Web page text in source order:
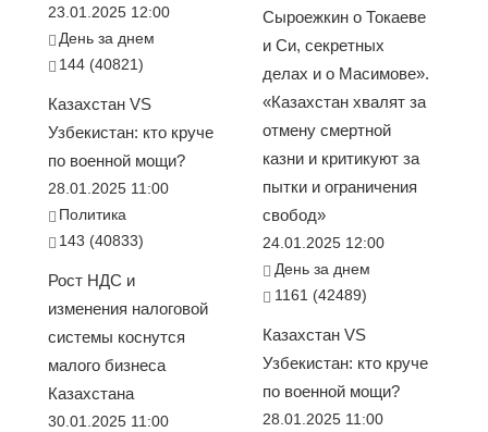
23.01.2025 12:00
День за днем
144 (40821)
Казахстан VS
Узбекистан: кто круче
по военной мощи?
28.01.2025 11:00
Политика
143 (40833)
Рост НДС и
изменения налоговой
системы коснутся
малого бизнеса
Казахстана
30.01.2025 11:00
Сыроежкин о Токаеве
и Си, секретных
делах и о Масимове».
«Казахстан хвалят за
отмену смертной
казни и критикуют за
пытки и ограничения
свобод»
24.01.2025 12:00
День за днем
1161 (42489)
Казахстан VS
Узбекистан: кто круче
по военной мощи?
28.01.2025 11:00